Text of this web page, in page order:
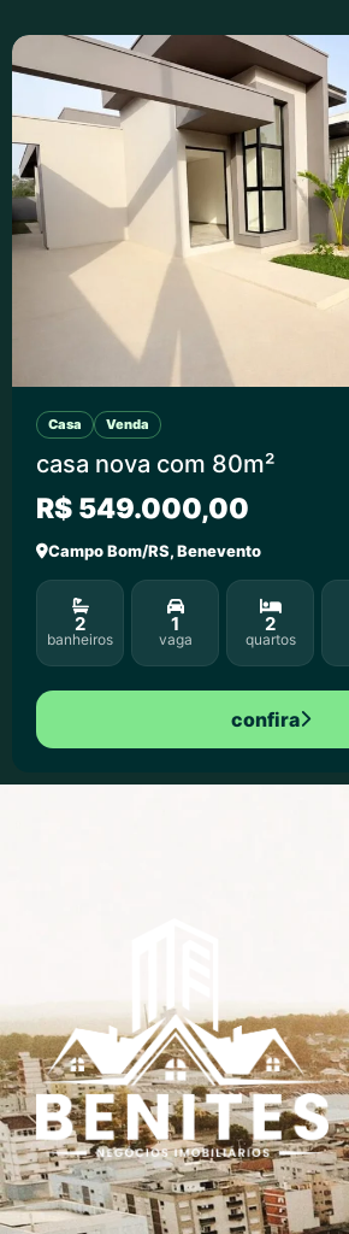
Casa Venda
casa nova com 80m²
R$ 549.000,00
Campo Bom/RS, Benevento
2
banheiros
1
vaga
2
quartos
confira